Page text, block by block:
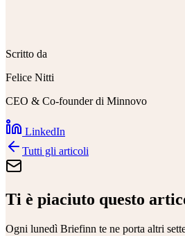
Scritto da
Felice Nitti
CEO & Co-founder di Minnovo
LinkedIn
Tutti gli articoli
Ti è piaciuto questo
Ogni lunedì Briefinn te ne porta altri